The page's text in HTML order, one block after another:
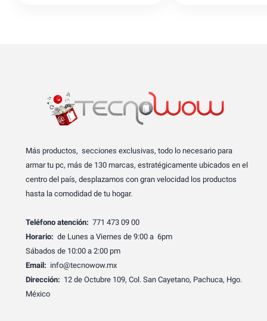
Más productos, secciones exclusivas, todo lo necesario para
armar tu pc, más de 130 marcas, estratégicamente ubicados en el
centro del país, desplazamos con gran velocidad los productos
hasta la comodidad de tu hogar.
Teléfono atención: 771 473 09 00
Horario: de Lunes a Viernes de 9:00 a 6pm
Sábados de 10:00 a 2:00 pm
Email: info@tecnowow.mx
Dirección: 12 de Octubre 109, Col. San Cayetano, Pachuca, Hgo.
México